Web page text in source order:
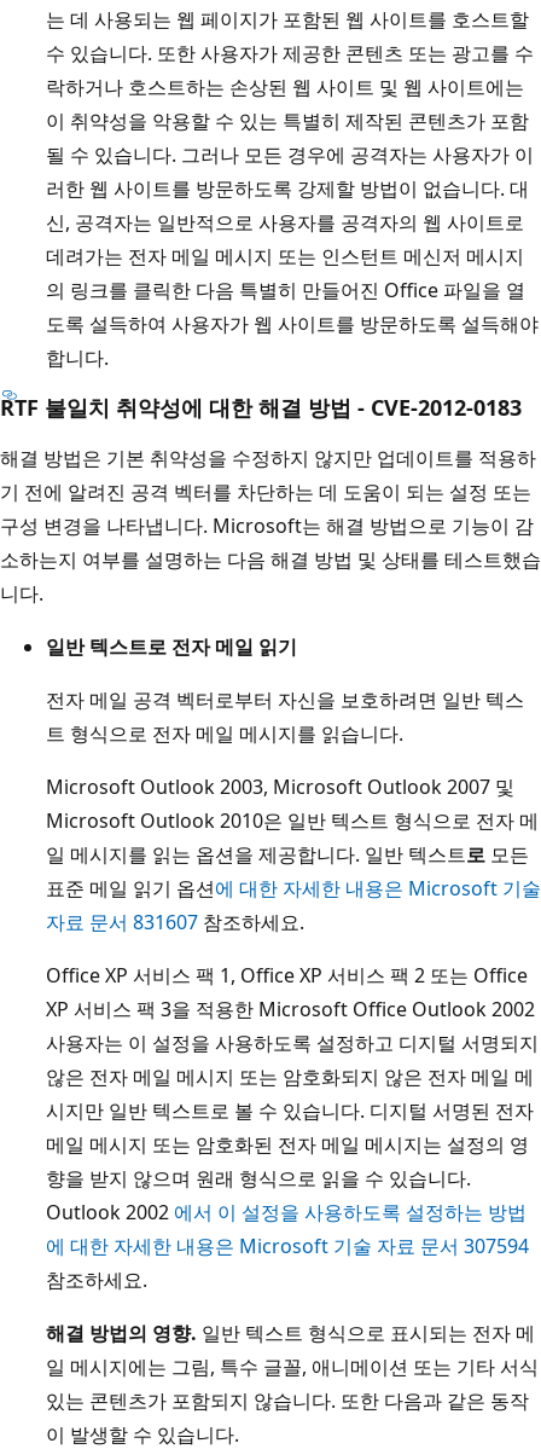
는 데 사용되는 웹 페이지가 포함된 웹 사이트를 호스트할
수 있습니다. 또한 사용자가 제공한 콘텐츠 또는 광고를 수
락하거나 호스트하는 손상된 웹 사이트 및 웹 사이트에는
이 취약성을 악용할 수 있는 특별히 제작된 콘텐츠가 포함
될 수 있습니다. 그러나 모든 경우에 공격자는 사용자가 이
러한 웹 사이트를 방문하도록 강제할 방법이 없습니다. 대
신, 공격자는 일반적으로 사용자를 공격자의 웹 사이트로
데려가는 전자 메일 메시지 또는 인스턴트 메신저 메시지
의 링크를 클릭한 다음 특별히 만들어진 Office 파일을 열
도록 설득하여 사용자가 웹 사이트를 방문하도록 설득해야
합니다.
RTF 불일치 취약성에 대한 해결 방법 - CVE-2012-0183
해결 방법은 기본 취약성을 수정하지 않지만 업데이트를 적용하
기 전에 알려진 공격 벡터를 차단하는 데 도움이 되는 설정 또는
구성 변경을 나타냅니다. Microsoft는 해결 방법으로 기능이 감
소하는지 여부를 설명하는 다음 해결 방법 및 상태를 테스트했습
니다.
일반 텍스트로 전자 메일 읽기
전자 메일 공격 벡터로부터 자신을 보호하려면 일반 텍스
트 형식으로 전자 메일 메시지를 읽습니다.
Microsoft Outlook 2003, Microsoft Outlook 2007 및
Microsoft Outlook 2010은 일반 텍스트 형식으로 전자 메
일 메시지를 읽는 옵션을 제공합니다. 일반 텍스트로 모든
표준 메일 읽기 옵션에 대한 자세한 내용은 Microsoft 기술
자료 문서 831607 참조하세요.
Office XP 서비스 팩 1, Office XP 서비스 팩 2 또는 Office
XP 서비스 팩 3을 적용한 Microsoft Office Outlook 2002
사용자는 이 설정을 사용하도록 설정하고 디지털 서명되지
않은 전자 메일 메시지 또는 암호화되지 않은 전자 메일 메
시지만 일반 텍스트로 볼 수 있습니다. 디지털 서명된 전자
메일 메시지 또는 암호화된 전자 메일 메시지는 설정의 영
향을 받지 않으며 원래 형식으로 읽을 수 있습니다.
Outlook 2002 에서 이 설정을 사용하도록 설정하는 방법
에 대한 자세한 내용은 Microsoft 기술 자료 문서 307594
참조하세요.
해결 방법의 영향. 일반 텍스트 형식으로 표시되는 전자 메
일 메시지에는 그림, 특수 글꼴, 애니메이션 또는 기타 서식
있는 콘텐츠가 포함되지 않습니다. 또한 다음과 같은 동작
이 발생할 수 있습니다.